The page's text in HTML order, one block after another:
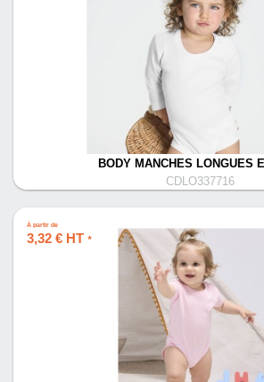
BODY MANCHES LONGUES
CDLO337716
À partir de
3,32 € HT *